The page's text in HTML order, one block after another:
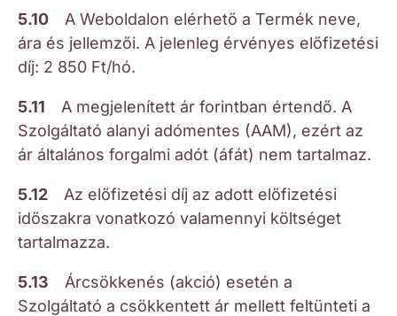
5.10 A Weboldalon elérhető a Termék neve,
ára és jellemzői. A jelenleg érvényes előfizetési
díj: 2 850 Ft/hó.
5.11 A megjelenített ár forintban értendő. A
Szolgáltató alanyi adómentes (AAM), ezért az
ár általános forgalmi adót (áfát) nem tartalmaz.
5.12 Az előfizetési díj az adott előfizetési
időszakra vonatkozó valamennyi költséget
tartalmazza.
5.13 Árcsökkenés (akció) esetén a
Szolgáltató a csökkentett ár mellett feltünteti a